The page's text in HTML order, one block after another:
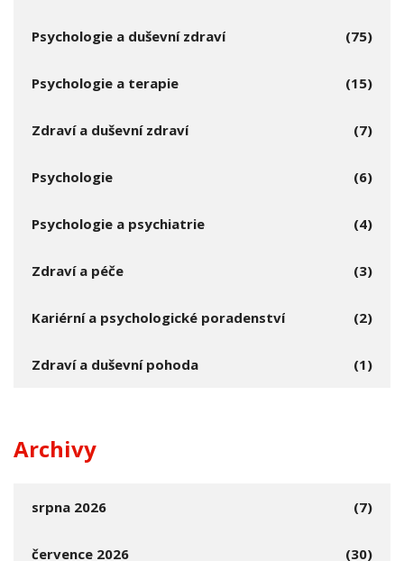
Psychologie a duševní zdraví (75)
Psychologie a terapie (15)
Zdraví a duševní zdraví (7)
Psychologie (6)
Psychologie a psychiatrie (4)
Zdraví a péče (3)
Kariérní a psychologické poradenství (2)
Zdraví a duševní pohoda (1)
Archivy
srpna 2026 (7)
července 2026 (30)